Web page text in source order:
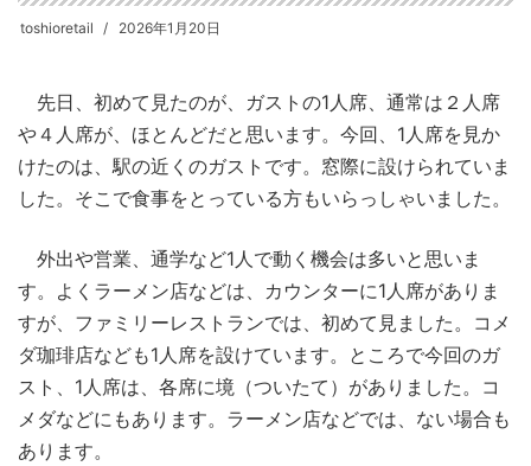
toshioretail 2026年1月20日
先日、初めて見たのが、ガストの1人席、通常は２人席
や４人席が、ほとんどだと思います。今回、1人席を見か
けたのは、駅の近くのガストです。窓際に設けられていま
した。そこで食事をとっている方もいらっしゃいました。
外出や営業、通学など1人で動く機会は多いと思いま
す。よくラーメン店などは、カウンターに1人席がありま
すが、ファミリーレストランでは、初めて見ました。コメ
ダ珈琲店なども1人席を設けています。ところで今回のガ
スト、1人席は、各席に境（ついたて）がありました。コ
メダなどにもあります。ラーメン店などでは、ない場合も
あります。